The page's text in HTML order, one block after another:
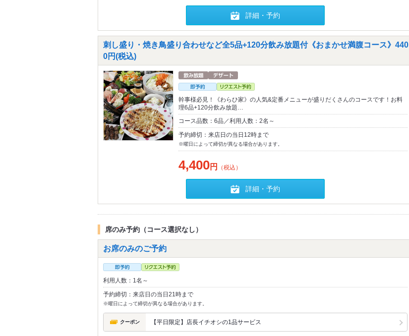
詳細・予約
刺し盛り・焼き鳥盛り合わせなど全5品+120分飲み放題付《おまかせ満腹コース》440
0円(税込)
幹事様必見！《わらひ家》の人気&定番メニューが盛りだくさんのコースです！お料
理6品+120分飲み放題…
コース品数：6品／利用人数：2名～
予約締切：来店日の当日12時まで
※曜日によって締切が異なる場合があります。
4,400円 （税込）
詳細・予約
席のみ予約（コース選択なし）
お席のみのご予約
利用人数：1名～
予約締切：来店日の当日21時まで
※曜日によって締切が異なる場合があります。
クーポン 【平日限定】店長イチオシの1品サービス